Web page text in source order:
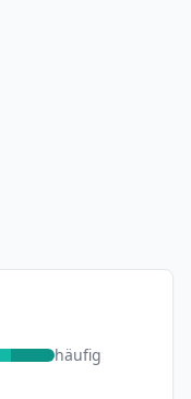
häufig